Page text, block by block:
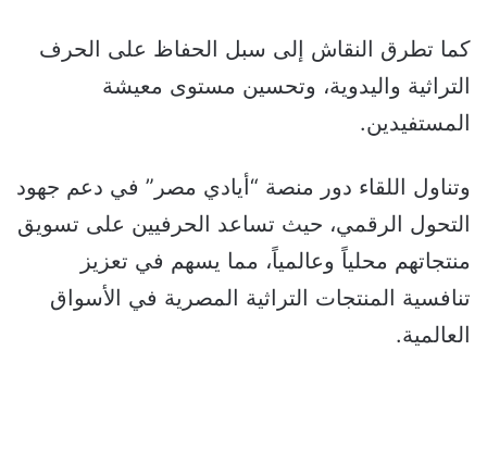
كما تطرق النقاش إلى سبل الحفاظ على الحرف
التراثية واليدوية، وتحسين مستوى معيشة
المستفيدين.
وتناول اللقاء دور منصة “أيادي مصر” في دعم جهود
التحول الرقمي، حيث تساعد الحرفيين على تسويق
منتجاتهم محلياً وعالمياً، مما يسهم في تعزيز
تنافسية المنتجات التراثية المصرية في الأسواق
العالمية.